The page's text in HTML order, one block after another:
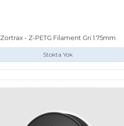
Zortrax - Z-PETG Filament Gri 1.75mm
Stokta Yok